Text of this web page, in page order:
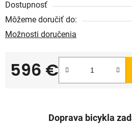
Dostupnosť
Môžeme doručiť do:
Možnosti doručenia
596 €
Jednotková cena:
Doprava bicykla